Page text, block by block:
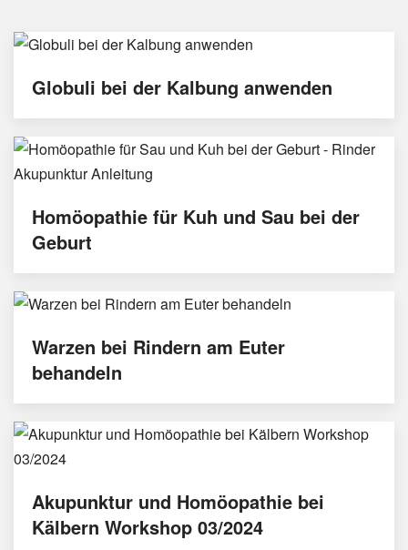
Globuli bei der Kalbung anwenden
Homöopathie für Kuh und Sau bei der
Geburt
Warzen bei Rindern am Euter
behandeln
Akupunktur und Homöopathie bei
Kälbern Workshop 03/2024